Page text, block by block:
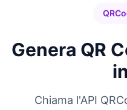
Genera QR
Chiama l'API